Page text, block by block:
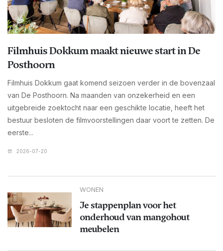
Filmhuis Dokkum maakt nieuwe start in De
Posthoorn
Filmhuis Dokkum gaat komend seizoen verder in de bovenzaal
van De Posthoorn. Na maanden van onzekerheid en een
uitgebreide zoektocht naar een geschikte locatie, heeft het
bestuur besloten de filmvoorstellingen daar voort te zetten. De
eerste...
2026-07-20
WONEN
Je stappenplan voor het
onderhoud van mangohout
meubelen